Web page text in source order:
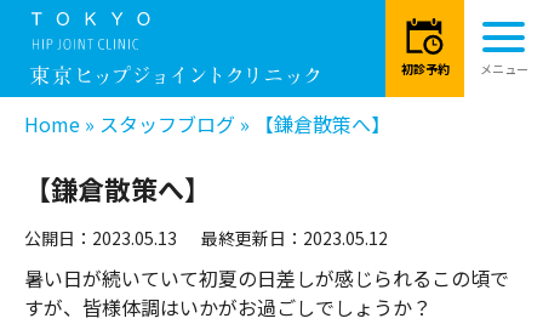
Home » スタッフブログ » 【鎌倉散策へ】
【鎌倉散策へ】
公開日：2023.05.13 最終更新日：2023.05.12
暑い日が続いていて初夏の日差しが感じられるこの頃で
すが、皆様体調はいかがお過ごしでしょうか？